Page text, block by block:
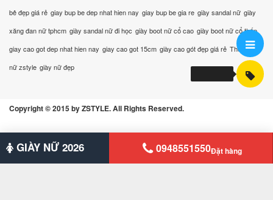
bê đẹp giá rẻ giay bup be dep nhat hien nay giay bup be gia re giày sandal nữ giày
xăng đan nữ tphcm giày sandal nữ đi học giày boot nữ cổ cao giày boot nữ cổ thấp
giay cao got dep nhat hien nay giay cao got 15cm giày cao gót đẹp giá rẻ Thời trang
nữ zstyle giày nữ đẹp
Copyright © 2015 by ZSTYLE. All Rights Reserved.